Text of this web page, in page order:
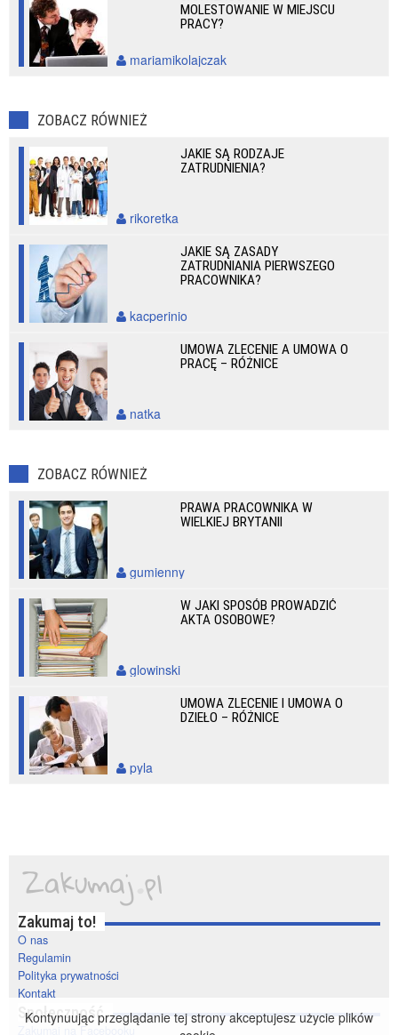
MOLESTOWANIE W MIEJSCU
PRACY?
mariamikolajczak
ZOBACZ RÓWNIEŻ
JAKIE SĄ RODZAJE
ZATRUDNIENIA?
rikoretka
JAKIE SĄ ZASADY
ZATRUDNIANIA PIERWSZEGO
PRACOWNIKA?
kacperinio
UMOWA ZLECENIE A UMOWA O
PRACĘ – RÓŻNICE
natka
ZOBACZ RÓWNIEŻ
PRAWA PRACOWNIKA W
WIELKIEJ BRYTANII
gumienny
W JAKI SPOSÓB PROWADZIĆ
AKTA OSOBOWE?
glowinski
UMOWA ZLECENIE I UMOWA O
DZIEŁO – RÓŻNICE
pyla
Zakumaj to!
O nas
Regulamin
Polityka prywatności
Kontakt
Społeczność
Zakumaj na Facebooku
Kontynuując przeglądanie tej strony akceptujesz użycie plików